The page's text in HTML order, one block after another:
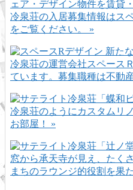
冷泉荘の入居募集情報はス
をご覧ください。 »
冷泉荘の運営会社スペース
ています。募集職種は不動
冷泉荘のようにカスタムリ
お部屋！ »
窓から承天寺が見え、たく
まちのラウンジ的役割を果